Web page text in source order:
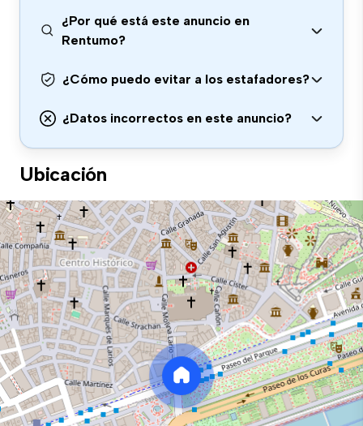
¿Por qué está este anuncio en
Rentumo?
¿Cómo puedo evitar a los estafadores?
¿Datos incorrectos en este anuncio?
Ubicación